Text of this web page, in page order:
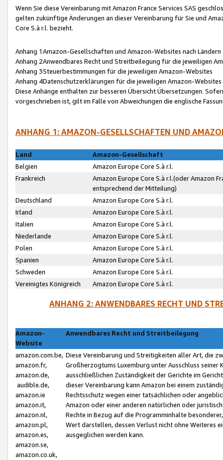
Wenn Sie diese Vereinbarung mit Amazon France Services SAS
gelten zukünftige Änderungen an dieser Vereinbarung für Sie und
Core S.à r.l. bezieht.
Anhang 1Amazon-Gesellschaften und Amazon-Websites nach Ländern
Anhang 2Anwendbares Recht und Streitbeilegung für die jeweiligen
Anhang 3Steuerbestimmungen für die jeweiligen Amazon-Websites
Anhang 4Datenschutzerklärungen für die jeweiligen Amazon-Websites
Diese Anhänge enthalten zur besseren Übersicht Übersetzungen.
vorgeschrieben ist, gilt im Falle von Abweichungen die englische
ANHANG 1: AMAZON-GESELLSCHAFTEN UND
Land
Amazon-Gesellschaft
Belgien
Amazon Europe Core S.à r.l.
Frankreich
Amazon Europe Core S.à r.l.(oder Amazon
entsprechend der Mitteilung)
Deutschland
Amazon Europe Core S.à r.l.
Irland
Amazon Europe Core S.à r.l.
Italien
Amazon Europe Core S.à r.l.
Niederlande
Amazon Europe Core S.à r.l.
Polen
Amazon Europe Core S.à r.l.
Spanien
Amazon Europe Core S.à r.l.
Schweden
Amazon Europe Core S.à r.l.
Vereinigtes Königreich
Amazon Europe Core S.à r.l.
ANHANG 2: ANWENDBARES RECHT UND
Amazon-
Website
Anwendbares Recht und Streitbeilegung
amazon.com.be,
amazon.fr,
amazon.de,
audible.de,
amazon.ie
amazon.it,
amazon.nl,
amazon.pl,
amazon.es,
amazon.se,
amazon.co.uk,
Diese Vereinbarung und Streitigkeiten aller Art, die
Großherzogtums Luxemburg unter Ausschluss
ausschließlichen Zuständigkeit der Gerichte im
dieser Vereinbarung kann Amazon bei einem
Rechtsschutz wegen einer tatsächlichen oder
Amazon oder einer anderen natürlichen oder
Rechte in Bezug auf die Programminhalte
Wert darstellen, dessen Verlust nicht ohne Weiteres
ausgeglichen werden kann.